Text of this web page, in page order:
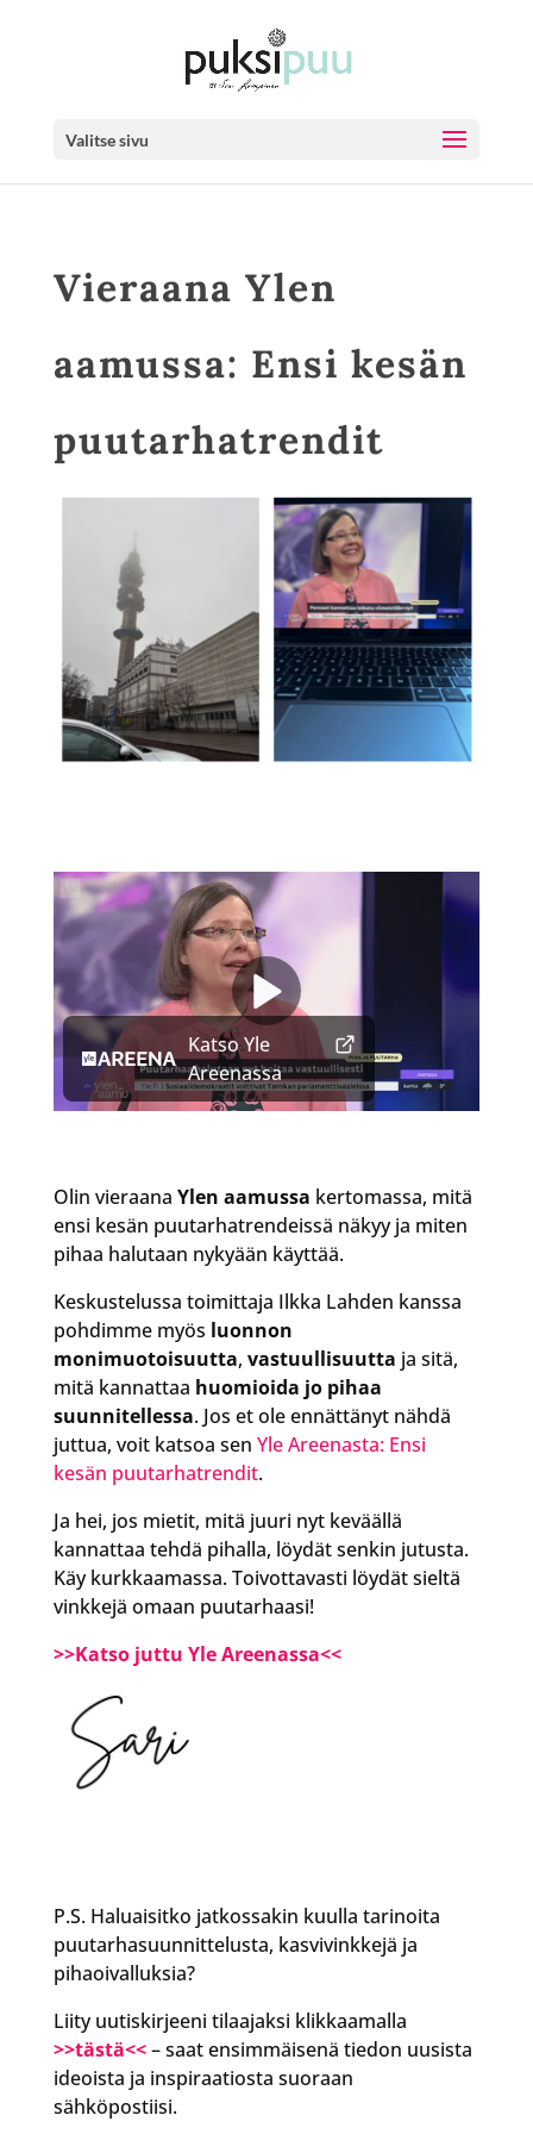
Valitse sivu
Vieraana Ylen
aamussa: Ensi kesän
puutarhatrendit
Videosoitin
Katso Yle
Areenassa
Olin vieraana Ylen aamussa kertomassa, mitä
ensi kesän puutarhatrendeissä näkyy ja miten
pihaa halutaan nykyään käyttää.
Keskustelussa toimittaja Ilkka Lahden kanssa
pohdimme myös luonnon
monimuotoisuutta, vastuullisuutta ja sitä,
mitä kannattaa huomioida jo pihaa
suunnitellessa. Jos et ole ennättänyt nähdä
juttua, voit katsoa sen Yle Areenasta: Ensi
kesän puutarhatrendit.
Ja hei, jos mietit, mitä juuri nyt keväällä
kannattaa tehdä pihalla, löydät senkin jutusta.
Käy kurkkaamassa. Toivottavasti löydät sieltä
vinkkejä omaan puutarhaasi!
>>Katso juttu Yle Areenassa<<
P.S. Haluaisitko jatkossakin kuulla tarinoita
puutarhasuunnittelusta, kasvivinkkejä ja
pihaoivalluksia?
Liity uutiskirjeeni tilaajaksi klikkaamalla
>>tästä<<– saat ensimmäisenä tiedon uusista
ideoista ja inspiraatiosta suoraan
sähköpostiisi.